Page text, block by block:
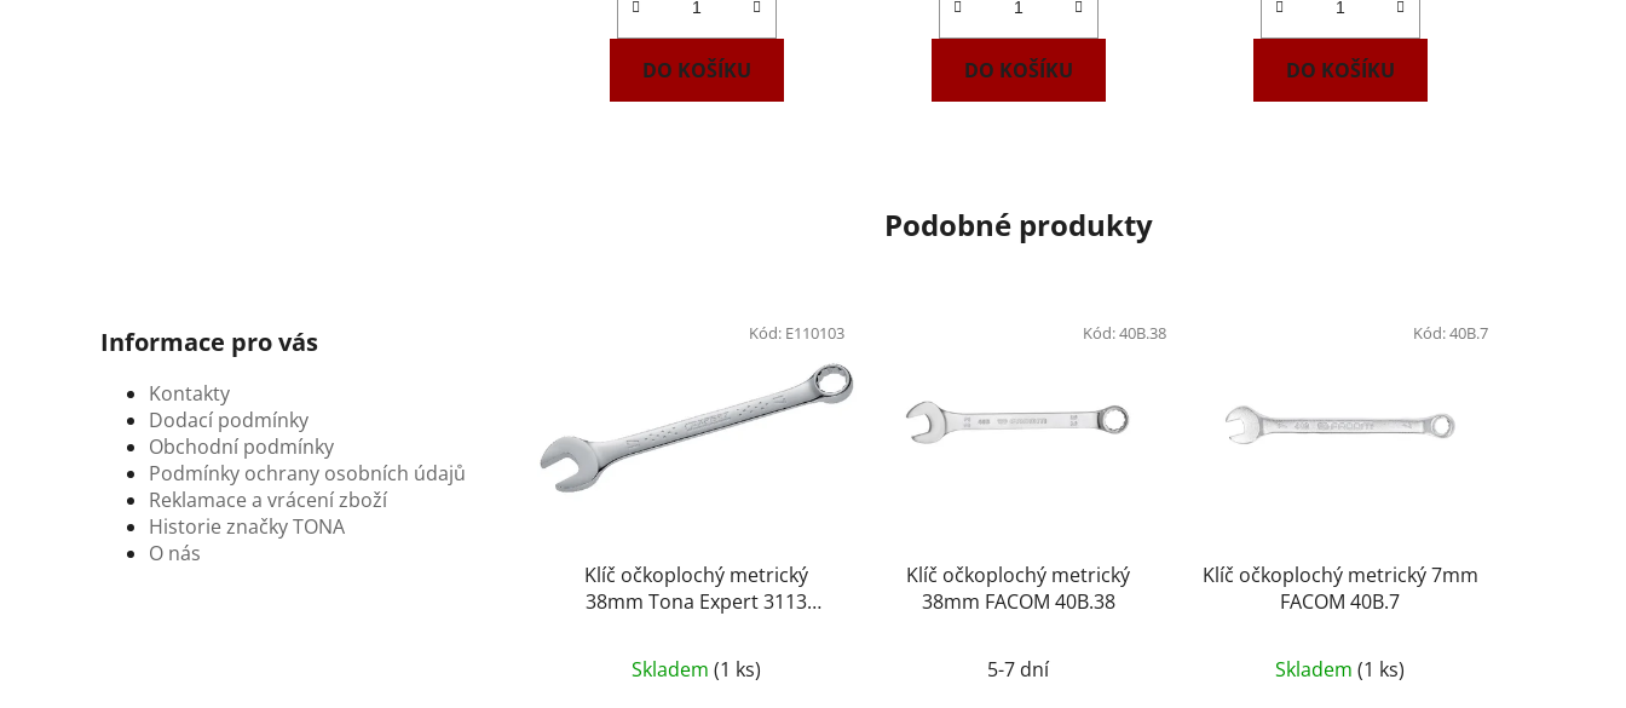
Informace pro vás
Kontakty
Dodací podmínky
Obchodní podmínky
Podmínky ochrany osobních údajů
Reklamace a vrácení zboží
Historie značky TONA
O nás
DO KOŠÍKU DO KOŠÍKU DO KOŠÍKU
Podobné produkty
Klíč očkoplochý metrický
38mm Tona Expert 3113
Skladem(1 ks)
Kód: E110103
Klíč očkoplochý metrický
38mm FACOM 40B.38
5-7 dní
Kód:40B.38
Klíč očkoplochý metrický 7mm
FACOM 40B.7
Skladem(1 ks)
Kód:40B.7